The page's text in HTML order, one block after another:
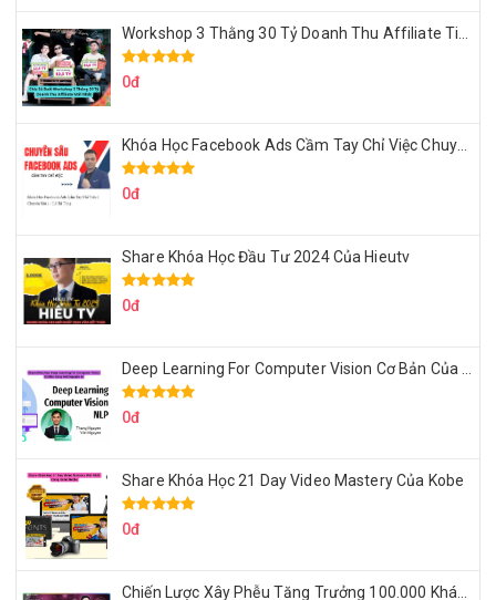
0đ
0đ
Share Khóa Học Đầu Tư 2024 Của Hieutv
0đ
0đ
Share Khóa Học 21 Day Video Mastery Của Kobe
0đ